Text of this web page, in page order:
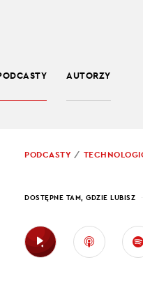
AUTORZY
PODCASTY
DOSTĘPNE TAM, GDZIE LUBISZ